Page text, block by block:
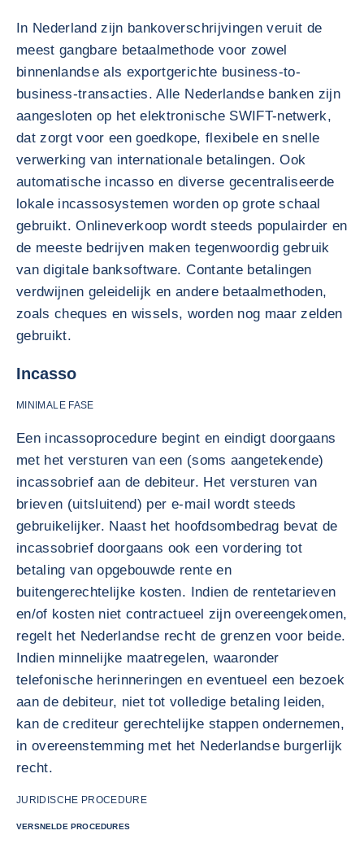
In Nederland zijn bankoverschrijvingen veruit de
meest gangbare betaalmethode voor zowel
binnenlandse als exportgerichte business-to-
business-transacties. Alle Nederlandse banken zijn
aangesloten op het elektronische SWIFT-netwerk,
dat zorgt voor een goedkope, flexibele en snelle
verwerking van internationale betalingen. Ook
automatische incasso en diverse gecentraliseerde
lokale incassosystemen worden op grote schaal
gebruikt. Onlineverkoop wordt steeds populairder en
de meeste bedrijven maken tegenwoordig gebruik
van digitale banksoftware. Contante betalingen
verdwijnen geleidelijk en andere betaalmethoden,
zoals cheques en wissels, worden nog maar zelden
gebruikt.
Incasso
MINIMALE FASE
Een incassoprocedure begint en eindigt doorgaans
met het versturen van een (soms aangetekende)
incassobrief aan de debiteur. Het versturen van
brieven (uitsluitend) per e-mail wordt steeds
gebruikelijker. Naast het hoofdsombedrag bevat de
incassobrief doorgaans ook een vordering tot
betaling van opgebouwde rente en
buitengerechtelijke kosten. Indien de rentetarieven
en/of kosten niet contractueel zijn overeengekomen,
regelt het Nederlandse recht de grenzen voor beide.
Indien minnelijke maatregelen, waaronder
telefonische herinneringen en eventueel een bezoek
aan de debiteur, niet tot volledige betaling leiden,
kan de crediteur gerechtelijke stappen ondernemen,
in overeenstemming met het Nederlandse burgerlijk
recht.
JURIDISCHE PROCEDURE
VERSNELDE PROCEDURES